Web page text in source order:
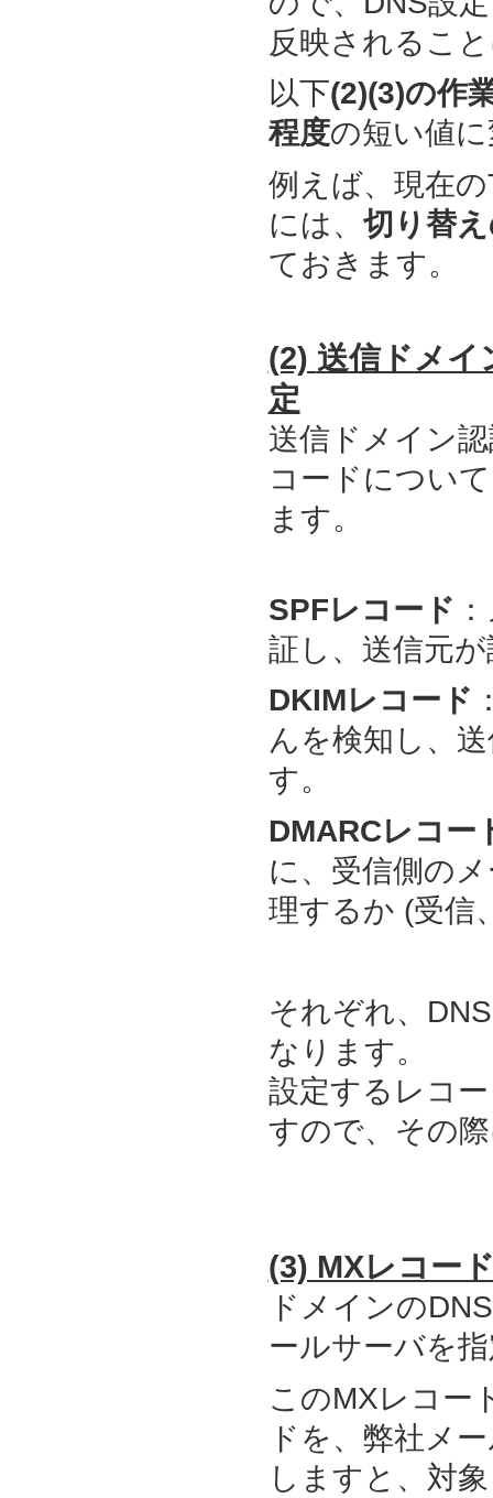
反映されるこ
以下(2)(3)の作
程度の短い値
例えば、 現在
には、 切り替
ておきます。
(2) 送信ドメイ
定
送信ドメイン
コードについ
ます。
SPFレコード
証し、送信元
DKIMレコード
んを検知し、
す。
DMARCレコー
に、受信側の
理するか (受信
それぞれ、
なります。
設定するレコ
すので、その
(3) MXレコー
ドメインの
ールサーバを
このMXレコー
ドを、弊社メ
しますと、対